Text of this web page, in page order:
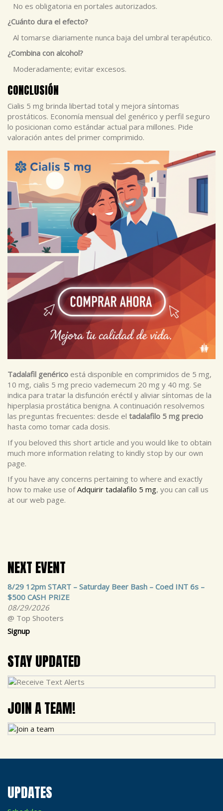
No es obligatoria en portales autorizados.
¿Cuánto dura el efecto?
Al tomarse diariamente nunca baja del umbral terapéutico.
¿Combina con alcohol?
Moderadamente; evitar excesos.
CONCLUSIÓN
Cialis 5 mg brinda libertad total y mejora síntomas
prostáticos. Economía mensual del genérico y perfil seguro
lo posicionan como estándar actual para millones. Pide
valoración antes del primer comprimido.
Tadalafil genérico está disponible en comprimidos de 5 mg,
10 mg, cialis 5 mg precio vademecum 20 mg y 40 mg. Se
indica para tratar la disfunción eréctil y aliviar síntomas de la
hiperplasia prostática benigna. A continuación resolvemos
las preguntas frecuentes: desde el tadalafilo 5 mg precio
hasta como tomar cada dosis.
If you beloved this short article and you would like to obtain
much more information relating to kindly stop by our own
page.
If you have any concerns pertaining to where and exactly
how to make use ofAdquirir tadalafilo 5 mg, you can call us
at our web page.
NEXT EVENT
8/29 12pm START – Saturday Beer Bash – Coed INT 6s –
$500 CASH PRIZE
08/29/2026
@ Top Shooters
Signup
STAY UPDATED
JOIN A TEAM!
UPDATES